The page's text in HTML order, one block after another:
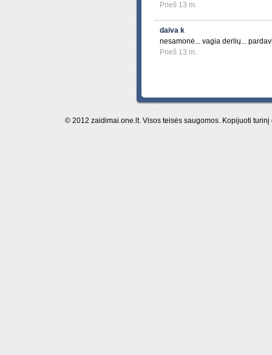
Prieš 13 m.
daiva k
nesamonė... vagia derlių...
Prieš 13 m.
© 2012 zaidimai.one.lt. Visos teisės saugomos. Kopijuoti